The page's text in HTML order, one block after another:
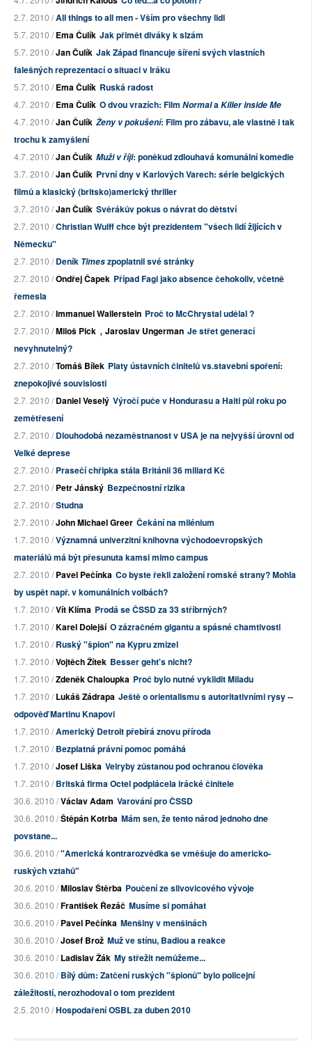
2.7. 2010 /All things to all men - Vším pro všechny lidi
5.7. 2010 /Ema Čulík Jak přimět diváky k slzám
5.7. 2010 /Jan Čulík Jak Západ financuje šíření svých vlastních
falešných reprezentací o situaci v Iráku
5.7. 2010 /Ema Čulík Ruská radost
4.7. 2010 /Ema Čulík O dvou vrazích: Film NormalaKiller inside Me
4.7. 2010 /Jan Čulík Ženy v pokušení: Film pro zábavu, ale vlastně i tak
trochu k zamyšlení
4.7. 2010 /Jan Čulík Muži v říji: poněkud zdlouhavá komunální komedie
3.7. 2010 /Jan Čulík První dny v Karlových Varech: série belgických
filmů a klasický (britsko)americký thriller
3.7. 2010 /Jan Čulík Svěrákův pokus o návrat do dětství
2.7. 2010 /Christian Wulff chce být prezidentem "všech lidí žijících v
Německu"
2.7. 2010 /Deník Timeszpoplatnil své stránky
2.7. 2010 /Ondřej Čapek Případ Fagi jako absence čehokoliv, včetně
řemesla
2.7. 2010 /Immanuel Wallerstein Proč to McChrystal udělal ?
2.7. 2010 /Miloš Pick , Jaroslav Ungerman Je střet generací
nevyhnutelný?
2.7. 2010 /Tomáš Bílek Platy ústavních činitelů vs.stavební spoření:
znepokojivé souvislosti
2.7. 2010 /Daniel Veselý Výročí puče v Hondurasu a Haiti půl roku po
zemětřesení
2.7. 2010 /Dlouhodobá nezaměstnanost v USA je na nejvyšší úrovni od
Velké deprese
2.7. 2010 /Prasečí chřipka stála Británii 36 miliard Kč
2.7. 2010 /Petr Jánský Bezpečnostní rizika
2.7. 2010 /Studna
2.7. 2010 /John Michael Greer Čekání na milénium
1.7. 2010 /Významná univerzitní knihovna východoevropských
materiálů má být přesunuta kamsi mimo campus
2.7. 2010 /Pavel Pečínka Co byste řekli založení romské strany? Mohla
by uspět např. v komunálních volbách?
1.7. 2010 /Vít Klíma Prodá se ČSSD za 33 stříbrných?
1.7. 2010 /Karel Dolejší O zázračném gigantu a spásné chamtivosti
1.7. 2010 /Ruský "špion" na Kypru zmizel
1.7. 2010 /Vojtěch Žítek Besser geht's nicht?
1.7. 2010 /Zdeněk Chaloupka Proč bylo nutné vyklidit Miladu
1.7. 2010 /Lukáš Zádrapa Ještě o orientalismu s autoritativními rysy --
odpověď Martinu Knapovi
1.7. 2010 /Americký Detroit přebírá znovu příroda
1.7. 2010 /Bezplatná právní pomoc pomáhá
1.7. 2010 /Josef Liška Velryby zůstanou pod ochranou člověka
1.7. 2010 /Britská firma Octel podplácela irácké činitele
30.6. 2010 /Václav Adam Varování pro ČSSD
30.6. 2010 /Štěpán Kotrba Mám sen, že tento národ jednoho dne
povstane...
30.6. 2010 /"Americká kontrarozvědka se vměšuje do americko-
ruských vztahů"
30.6. 2010 /Miloslav Štěrba Poučení ze slivovicového vývoje
30.6. 2010 /František Řezáč Musíme si pomáhat
30.6. 2010 /Pavel Pečínka Menšiny v menšinách
30.6. 2010 /Josef Brož Muž ve stínu, Badiou a reakce
30.6. 2010 /Ladislav Žák My střežit nemůžeme...
30.6. 2010 /Bílý dům: Zatčení ruských "špionů" bylo policejní
záležitostí, nerozhodoval o tom prezident
2.5. 2010 /Hospodaření OSBL za duben 2010